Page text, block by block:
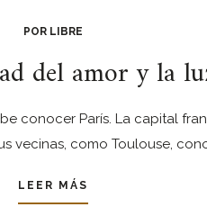
POR LIBRE
del amor y la
conocer París. La capital
vecinas, como Toulouse,
LEER MÁS